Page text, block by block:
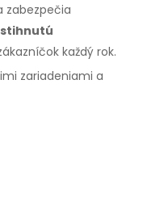
zabezpečia
každý rok.
zariadeniami a